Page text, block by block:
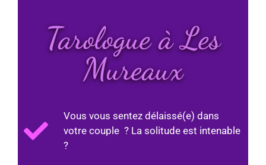
Tarologue à Les
Mureaux
Vous vous sentez délaissé(e) dans
votre couple ? La solitude est intenable
?